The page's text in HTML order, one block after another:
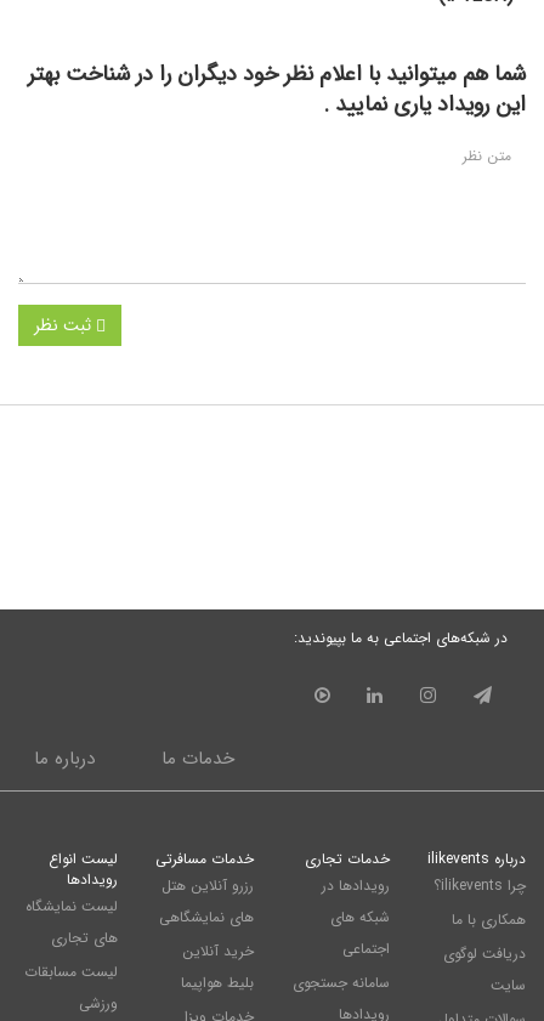
شما هم میتوانید با اعلام نظر خود دیگران را در شناخت بهتر
این رویداد یاری نمایید .
ثبت نظر
در شبکه‌های اجتماعی به ما بپیوندید:
درباره ما خدمات ما
درباره ilikevents
چرا ilikevents؟
همکاری با ما
دریافت لوگوی
سایت
خدمات تجاری
رویدادها در
شبکه های
اجتماعی
سامانه جستجوی
رویدادها
خدمات مسافرتی
رزرو آنلاین هتل
های نمایشگاهی
خرید آنلاین
بلیط هواپیما
لیست انواع
رویدادها
لیست نمایشگاه
های تجاری
لیست مسابقات
ورزشی